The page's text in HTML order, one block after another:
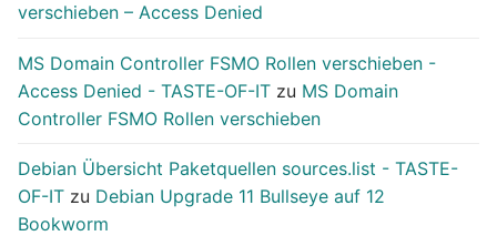
verschieben – Access Denied
MS Domain Controller FSMO Rollen verschieben -
Access Denied - TASTE-OF-IT zu MS Domain
Controller FSMO Rollen verschieben
Debian Übersicht Paketquellen sources.list - TASTE-
OF-IT zu Debian Upgrade 11 Bullseye auf 12
Bookworm